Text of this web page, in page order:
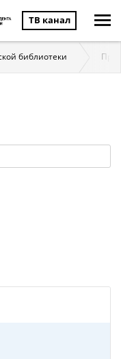
ТВ канал
библиотеки